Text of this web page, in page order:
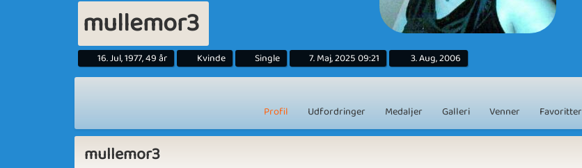
mullemor3
16. Jul, 1977, 49 år Kvinde Single 7. Maj, 2025 09:21 3. Aug, 2006
Profil Udfordringer Medaljer Galleri Venner Favoritter
mullemor3